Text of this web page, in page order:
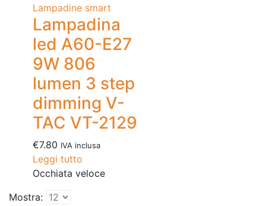
Lampadine smart
Lampadina
led A60-E27
9W 806
lumen 3 step
dimming V-
TAC VT-2129
€7.80 IVA inclusa
Leggi tutto
Occhiata veloce
Mostra: